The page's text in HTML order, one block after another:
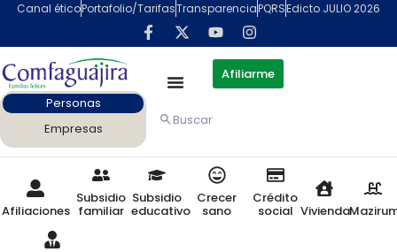
Canal éticoPortafolio/TarifasTransparenciaPQRSEdicto JULIO 2026
Afiliarme
Personas
Empresas
Buscar
Afiliaciones
Subsidio
familiar
Subsidio
educativo
Crecer
sano
Crédito
social Vivienda